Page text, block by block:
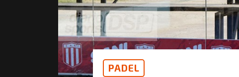
PADEL